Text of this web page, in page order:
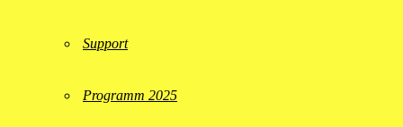
Support
Programm 2025